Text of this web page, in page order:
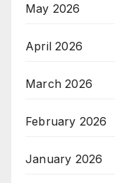
May 2026
April 2026
March 2026
February 2026
January 2026